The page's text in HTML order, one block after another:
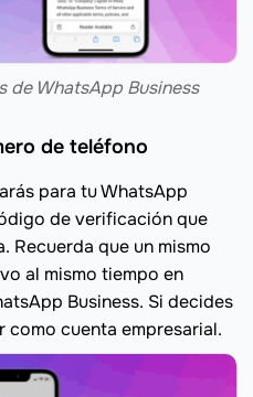
de WhatsApp Business
de teléfono
para tu WhatsApp
de verificación que
Recuerda que un mismo
al mismo tiempo en
Business. Si decides
como cuenta empresarial.